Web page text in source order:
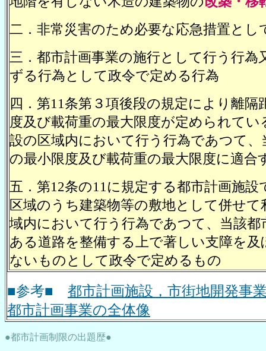
二．非常災害のため必要な応急措置とし
三．都市計画事業の施行として行う行為
ずる行為として政令で定める行為
四．第11条第３項後段の規定により離隔
度及び載荷重の最大限度が定められてい
設の区域内において行う行為であつて、
の最小限度及び載荷重の最大限度に適合
五．第12条の11に規定する都市計画施設
区域のうち建築物等の敷地として併せて
域内において行う行為であつて、当該都
ある道路を整備する上で著しい支障を
ないものとして政令で定めるもの
■参考■ 都市計画施設，市街地開発事
都市計画事業の全体像
●都市計画制限の出題歴●